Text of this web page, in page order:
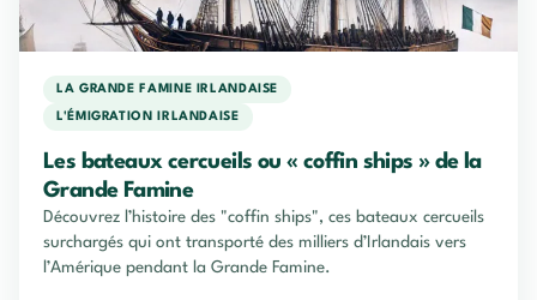
LA GRANDE FAMINE IRLANDAISE
L'ÉMIGRATION IRLANDAISE
Les bateaux cercueils ou « coffin ships » de la
Grande Famine
Découvrez l’histoire des "coffin ships", ces bateaux cercueils
surchargés qui ont transporté des milliers d’Irlandais vers
l’Amérique pendant la Grande Famine.